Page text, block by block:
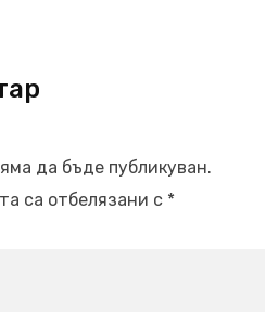
да бъде публикуван.
са отбелязани с *